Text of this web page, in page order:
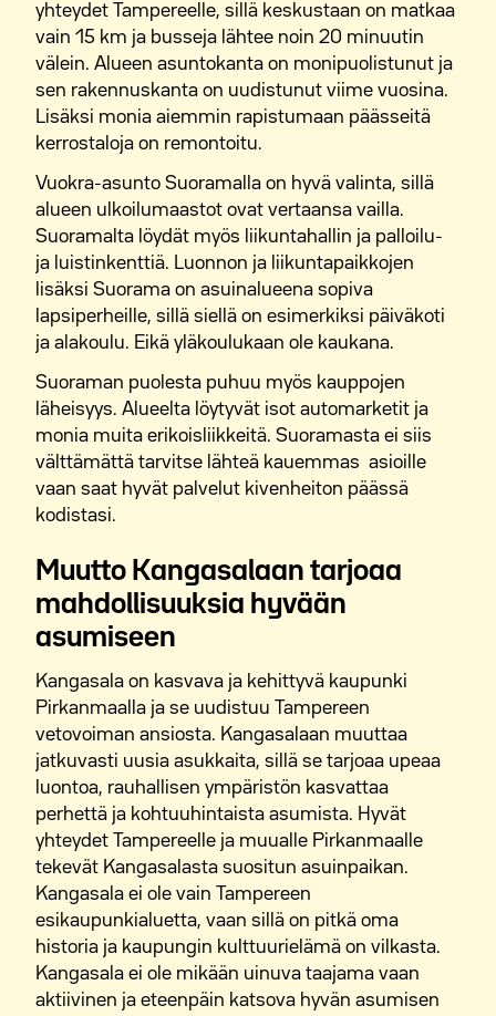
yhteydet Tampereelle, sillä keskustaan on matkaa
vain 15 km ja busseja lähtee noin 20 minuutin
välein. Alueen asuntokanta on monipuolistunut ja
sen rakennuskanta on uudistunut viime vuosina.
Lisäksi monia aiemmin rapistumaan päässeitä
kerrostaloja on remontoitu.
Vuokra-asunto Suoramalla on hyvä valinta, sillä
alueen ulkoilumaastot ovat vertaansa vailla.
Suoramalta löydät myös liikuntahallin ja palloilu-
ja luistinkenttiä. Luonnon ja liikuntapaikkojen
lisäksi Suorama on asuinalueena sopiva
lapsiperheille, sillä siellä on esimerkiksi päiväkoti
ja alakoulu. Eikä yläkoulukaan ole kaukana.
Suoraman puolesta puhuu myös kauppojen
läheisyys. Alueelta löytyvät isot automarketit ja
monia muita erikoisliikkeitä. Suoramasta ei siis
välttämättä tarvitse lähteä kauemmas asioille
vaan saat hyvät palvelut kivenheiton päässä
kodistasi.
Muutto Kangasalaan tarjoaa
mahdollisuuksia hyvään
asumiseen
Kangasala on kasvava ja kehittyvä kaupunki
Pirkanmaalla ja se uudistuu Tampereen
vetovoiman ansiosta. Kangasalaan muuttaa
jatkuvasti uusia asukkaita, sillä se tarjoaa upeaa
luontoa, rauhallisen ympäristön kasvattaa
perhettä ja kohtuuhintaista asumista. Hyvät
yhteydet Tampereelle ja muualle Pirkanmaalle
tekevät Kangasalasta suositun asuinpaikan.
Kangasala ei ole vain Tampereen
esikaupunkialuetta, vaan sillä on pitkä oma
historia ja kaupungin kulttuurielämä on vilkasta.
Kangasala ei ole mikään uinuva taajama vaan
aktiivinen ja eteenpäin katsova hyvän asumisen